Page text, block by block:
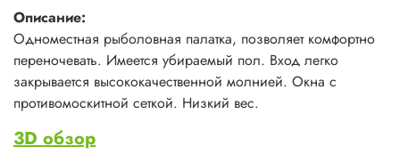
Описание:
Одноместная рыболовная палатка, позволяет комфортно
переночевать. Имеется убираемый пол. Вход легко
закрывается высококачественной молнией. Окна с
противомоскитной сеткой. Низкий вес.
3D обзор